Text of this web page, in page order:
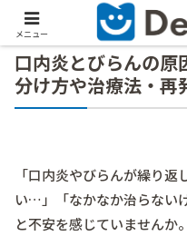
口内炎とびらんの原
分け方や治療法・再
「口内炎やびらんが繰り
い…」「なかなか治らない
と不安を感じていませんか。
メニュー